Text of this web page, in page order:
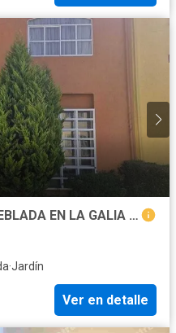
CASA EN RENTA SEMI AMUEBLADA EN LA GALIA TOLUCA
·Jardín
Ver en detalle